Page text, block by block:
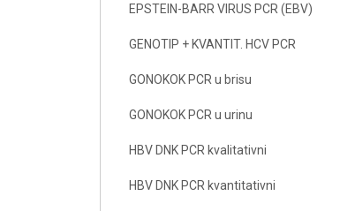
EPSTEIN-BARR VIRUS PCR (EBV)
GENOTIP + KVANTIT. HCV PCR
GONOKOK PCR u brisu
GONOKOK PCR u urinu
HBV DNK PCR kvalitativni
HBV DNK PCR kvantitativni